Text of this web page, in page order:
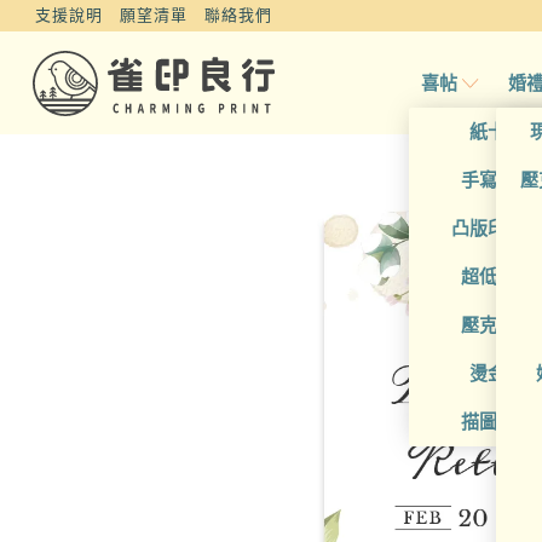
支援說明 願望清單 聯絡我們
喜帖
紙卡喜帖
手寫風喜
凸版印刷
超低價喜
壓克力喜
燙金喜帖
描圖紙喜
婚